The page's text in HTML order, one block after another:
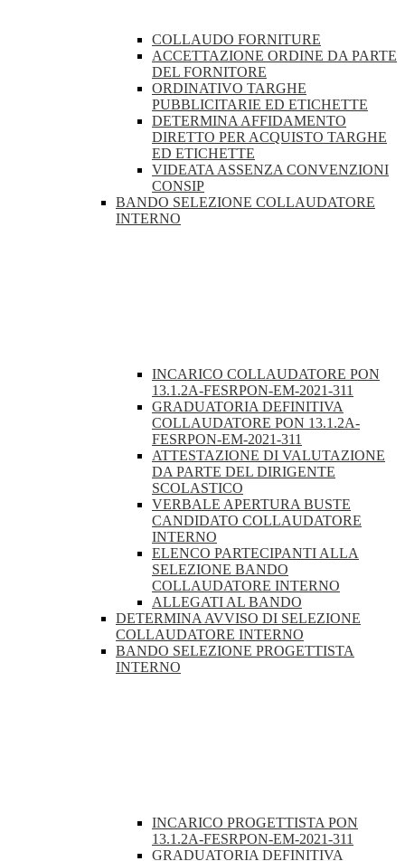
COLLAUDO FORNITURE
ACCETTAZIONE ORDINE DA PARTE
DEL FORNITORE
ORDINATIVO TARGHE
PUBBLICITARIE ED ETICHETTE
DETERMINA AFFIDAMENTO
DIRETTO PER ACQUISTO TARGHE
ED ETICHETTE
VIDEATA ASSENZA CONVENZIONI
CONSIP
BANDO SELEZIONE COLLAUDATORE
INTERNO
INCARICO COLLAUDATORE PON
13.1.2A-FESRPON-EM-2021-311
GRADUATORIA DEFINITIVA
COLLAUDATORE PON 13.1.2A-
FESRPON-EM-2021-311
ATTESTAZIONE DI VALUTAZIONE
DA PARTE DEL DIRIGENTE
SCOLASTICO
VERBALE APERTURA BUSTE
CANDIDATO COLLAUDATORE
INTERNO
ELENCO PARTECIPANTI ALLA
SELEZIONE BANDO
COLLAUDATORE INTERNO
ALLEGATI AL BANDO
DETERMINA AVVISO DI SELEZIONE
COLLAUDATORE INTERNO
BANDO SELEZIONE PROGETTISTA
INTERNO
INCARICO PROGETTISTA PON
13.1.2A-FESRPON-EM-2021-311
GRADUATORIA DEFINITIVA